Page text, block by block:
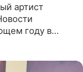
артист
году в